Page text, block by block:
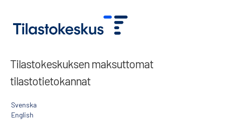
Tilastokeskuksen maksuttomat
tilastotietokannat
Svenska
English